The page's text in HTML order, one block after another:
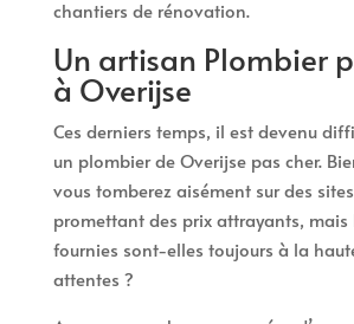
chantiers de rénovation.
Un artisan Plombier
à Overijse
Ces derniers temps, il est devenu
un plombier de Overijse pas cher.
vous tomberez aisément sur des
promettant des prix attrayants, mais
fournies sont-elles toujours à la
attentes ?